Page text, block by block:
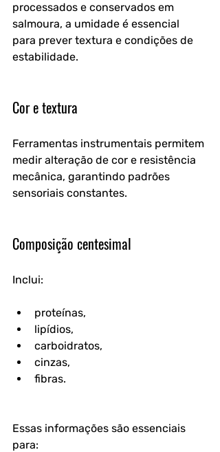
processados e conservados em
salmoura, a umidade é essencial
para prever textura e condições de
estabilidade.
Cor e textura
Ferramentas instrumentais permitem
medir alteração de cor e resistência
mecânica, garantindo padrões
sensoriais constantes.
Composição centesimal
Inclui:
proteínas,
lipídios,
carboidratos,
cinzas,
fibras.
Essas informações são essenciais
para: